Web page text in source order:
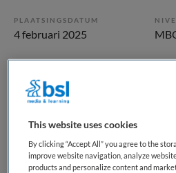
PLAATSINGSDATUM
4 februari 2025
ERVARING
Vacature niet
Deze vacature Planner
Antonius Ziekenhuis is niet meer
This website uses cookies
By clicking “Accept All” you agree to the
improve website navigation, analyze
products and personalize content and